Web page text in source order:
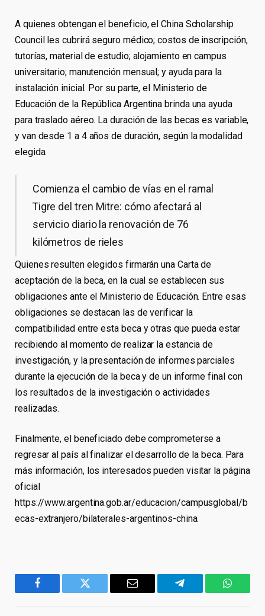
A quienes obtengan el beneficio, el China Scholarship
Council les cubrirá seguro médico; costos de inscripción,
tutorías, material de estudio; alojamiento en campus
universitario; manutención mensual; y ayuda para la
instalación inicial. Por su parte, el Ministerio de
Educación de la República Argentina brinda una ayuda
para traslado aéreo. La duración de las becas es variable,
y van desde 1 a 4 años de duración, según la modalidad
elegida.
Comienza el cambio de vías en el ramal
Tigre del tren Mitre: cómo afectará al
servicio diario la renovación de 76
kilómetros de rieles
Quienes resulten elegidos firmarán una Carta de
aceptación de la beca, en la cual se establecen sus
obligaciones ante el Ministerio de Educación. Entre esas
obligaciones se destacan las de verificar la
compatibilidad entre esta beca y otras que pueda estar
recibiendo al momento de realizar la estancia de
investigación, y la presentación de informes parciales
durante la ejecución de la beca y de un informe final con
los resultados de la investigación o actividades
realizadas.
Finalmente, el beneficiado debe comprometerse a
regresar al país al finalizar el desarrollo de la beca. Para
más información, los interesados pueden visitar la página
oficial
https://www.argentina.gob.ar/educacion/campusglobal/b
ecas-extranjero/bilaterales-argentinos-china.
Facebook Twitter Email Telegram